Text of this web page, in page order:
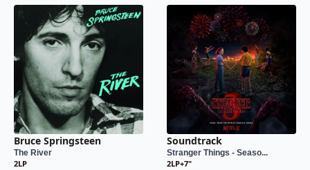
Bruce Springsteen
The River
2LP
Soundtrack
Stranger Things - Seaso...
2LP+7"